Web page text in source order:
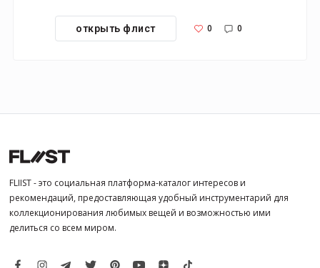
открыть флист 0 0
FLIIST - это социальная платформа-каталог интересов и
рекомендаций, предоставляющая удобный инструментарий для
коллекционирования любимых вещей и возможностью ими
делиться со всем миром.